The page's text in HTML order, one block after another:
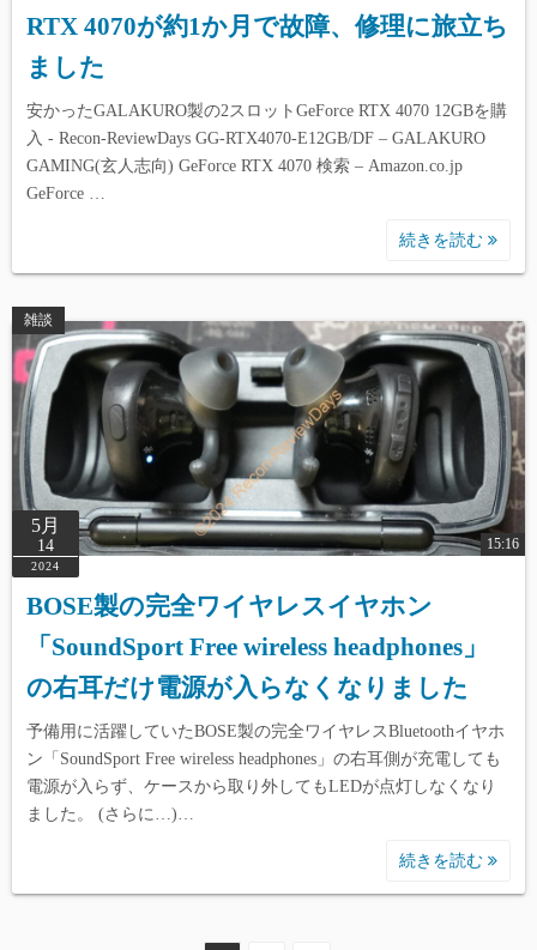
RTX 4070が約1か月で故障、修理に旅立ち
ました
安かったGALAKURO製の2スロットGeForce RTX 4070 12GBを購
入 - Recon-ReviewDays GG-RTX4070-E12GB/DF – GALAKURO
GAMING(玄人志向) GeForce RTX 4070 検索 – Amazon.co.jp
GeForce …
続きを読む
雑談
5月
14
2024
15:16
BOSE製の完全ワイヤレスイヤホン
「SoundSport Free wireless headphones」
の右耳だけ電源が入らなくなりました
予備用に活躍していたBOSE製の完全ワイヤレスBluetoothイヤホ
ン「SoundSport Free wireless headphones」の右耳側が充電しても
電源が入らず、ケースから取り外してもLEDが点灯しなくなり
ました。 (さらに…)…
続きを読む